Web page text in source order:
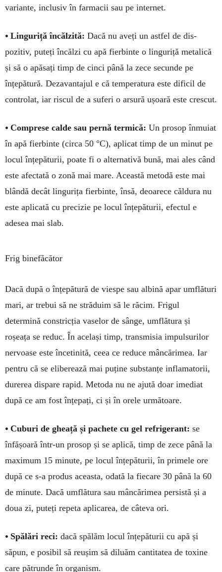
variante, inclusiv în farmacii sau pe internet.
• Linguriță încălzită: Dacă nu aveți un astfel de dis­
pozitiv, puteți încălzi cu apă fier­binte o linguriță me­talică
și să o apăsați timp de cinci până la zece secunde pe
înțepătură. Deza­van­­tajul e că temperatura este difi­cil de
controlat, iar riscul de a suferi o arsură ușoară este crescut.
• Comprese calde sau pernă termică: Un prosop înmuiat
în apă fierbinte (circa 50 °C), aplicat timp de un minut pe
locul înțepăturii, poate fi o alternativă bună, mai ales când
este afectată o zonă mai mare. Această metodă este mai
blândă decât lingurița fierbinte, însă, deoarece căldura nu
este aplicată cu precizie pe locul înțepăturii, efectul e
adesea mai slab.
Frig binefăcător
Dacă după o înțepătură de viespe sau albină apar umflături
mari, ar trebui să ne străduim să le răcim. Frigul
determină constricția vaselor de sânge, umflătura și
roșeața se reduc. În același timp, transmisia impulsurilor
nervoase este încetinită, ceea ce reduce mâncărimea. Iar
pentru că se eliberează mai puține substanțe inflama­torii,
durerea dispare rapid. Metoda nu ne ajută doar imediat
după ce am fost înțepați, ci și în orele următoare.
• Cuburi de gheață și pachete cu gel refrigerant: se
înfășoară într-un prosop și se aplică, timp de zece până la
maximum 15 mi­nute, pe locul înțepăturii, în primele ore
după ce s-a produs aceasta, odată la fiecare 30 până la 60
de minute. Dacă umflă­tura sau mâncărimea persistă și a
doua zi, puteți repeta aplicarea, de câteva ori.
• Spălări reci: dacă spălăm locul înțepăturii cu apă și
săpun, e posibil să reu­șim să diluăm can­ti­tatea de toxine
care pătrun­de în organism.